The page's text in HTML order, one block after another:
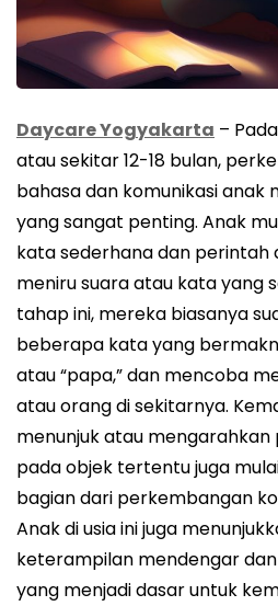
Daycare Yogyakarta –
atau sekitar 12-18 bulan,
bahasa dan komunikasi anak
yang sangat penting. Anak
kata sederhana dan perintah
meniru suara atau kata yang
tahap ini, mereka biasanya
beberapa kata yang
atau “papa,” dan mencoba
atau orang di sekitarnya.
menunjuk atau
pada objek tertentu juga
bagian dari perkembangan
Anak di usia ini juga
keterampilan mendengar
yang menjadi dasar untuk